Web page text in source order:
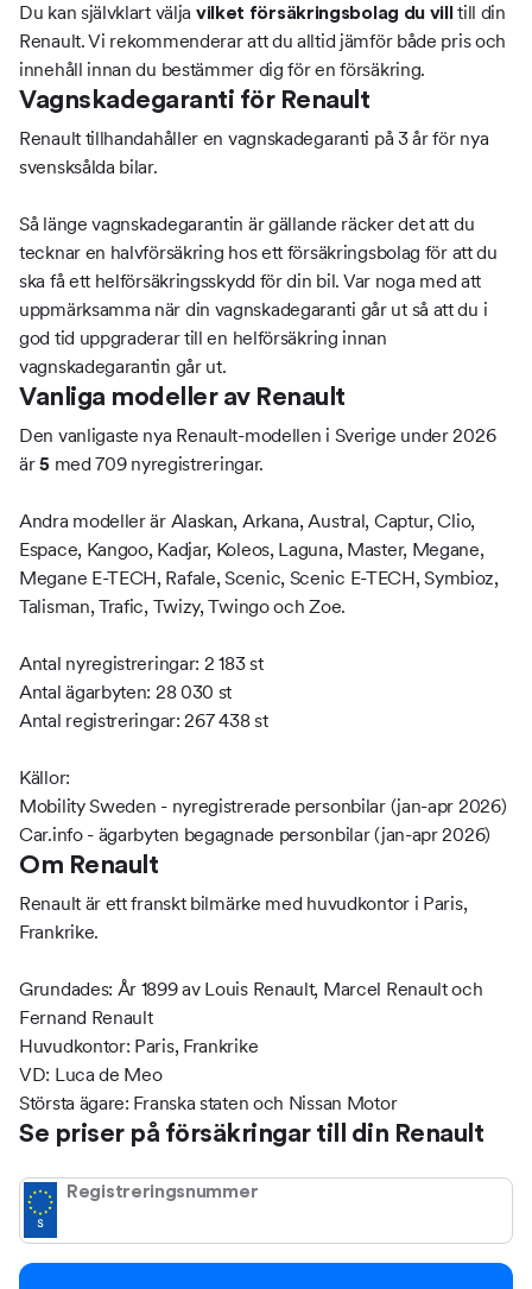
Du kan självklart välja vilket försäkringsbolag du vill till din
Renault. Vi rekommenderar att du alltid jämför både pris och
innehåll innan du bestämmer dig för en försäkring.
Vagnskadegaranti för Renault
Renault tillhandahåller en vagnskadegaranti på 3 år för nya
svensksålda bilar.
Så länge vagnskadegarantin är gällande räcker det att du
tecknar en halvförsäkring hos ett försäkringsbolag för att du
ska få ett helförsäkringsskydd för din bil. Var noga med att
uppmärksamma när din vagnskadegaranti går ut så att du i
god tid uppgraderar till en helförsäkring innan
vagnskadegarantin går ut.
Vanliga modeller av Renault
Den vanligaste nya Renault-modellen i Sverige under 2026
är5 med 709 nyregistreringar.
Andra modeller är Alaskan, Arkana, Austral, Captur, Clio,
Espace, Kangoo, Kadjar, Koleos, Laguna, Master, Megane,
Megane E-TECH, Rafale, Scenic, Scenic E-TECH, Symbioz,
Talisman, Trafic, Twizy, Twingo och Zoe.
Antal nyregistreringar: 2 183 st
Antal ägarbyten: 28 030 st
Antal registreringar: 267 438 st
Källor:
Mobility Sweden - nyregistrerade personbilar (jan-apr 2026)
Car.info - ägarbyten begagnade personbilar (jan-apr 2026)
Om Renault
Renault är ett franskt bilmärke med huvudkontor i Paris,
Frankrike.
Grundades: År 1899 av Louis Renault, Marcel Renault och
Fernand Renault
Huvudkontor: Paris, Frankrike
VD: Luca de Meo
Största ägare: Franska staten och Nissan Motor
Se priser på försäkringar till din Renault
Registreringsnummer